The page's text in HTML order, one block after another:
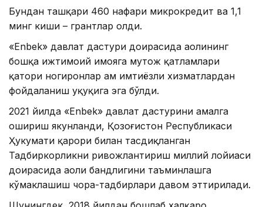
Бундан ташқари 460 нафари микрокредит ва 1,1
минг киши – грантлар олди.
«Еnbek» давлат дастури доирасида аҳолининг
бошқа ижтимоий ҳимояга муҳтож қатламлари
қатори ногиронлар ҳам имтиёзли хизматлардан
фойдаланиш ҳуқуқига эга бўлди.
2021 йилда «Еnbek» давлат дастурини амалга
ошириш якунланди, Қозоғистон Республикаси
Ҳукумати қарори билан тасдиқланган
Тадбиркорликни ривожлантириш миллий лойиҳаси
доирасида аҳоли бандлигини таъминлашга
кўмаклашиш чора-тадбирлари давом эттирилади.